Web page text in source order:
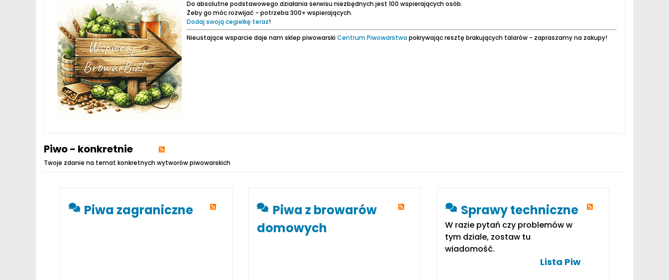
Do absolutne podstawowego działania serwisu niezbędnych jest 100 wspierających osób.
Żeby go móc rozwijać - potrzeba 300+ wspierających.
Dodaj swoją cegiełkę teraz!
Nieustające wsparcie daje nam sklep piwowarskiCentrum Piwowarstwapokrywając resztę brakujących talarów - zapraszamy na zakupy!
Piwo - konkretnie
Twoje zdanie na temat konkretnych wytworów piwowarskich
Piwa zagraniczne
Piwa z browarów
domowych
Sprawy techniczne
W razie pytań czy problemów w
tym dziale, zostaw tu
wiadomość.
Lista Piw